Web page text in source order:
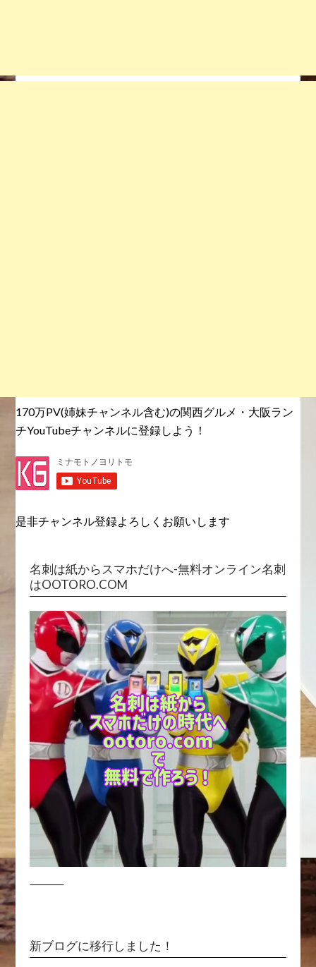
170万PV(姉妹チャンネル含む)の関西グルメ・大阪ラン
チYouTubeチャンネルに登録しよう！
是非チャンネル登録よろしくお願いします
名刺は紙からスマホだけへ-無料オンライン名刺
はOOTORO.COM
新ブログに移行しました！